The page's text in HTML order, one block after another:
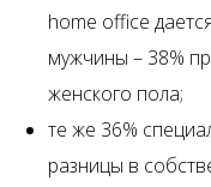
home office
мужчины – 38%
женского пола;
те же 36%
разницы в